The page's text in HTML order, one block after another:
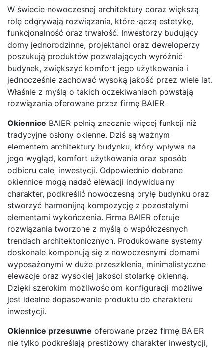
W świecie nowoczesnej architektury coraz większą
rolę odgrywają rozwiązania, które łączą estetykę,
funkcjonalność oraz trwałość. Inwestorzy budujący
domy jednorodzinne, projektanci oraz deweloperzy
poszukują produktów pozwalających wyróżnić
budynek, zwiększyć komfort jego użytkowania i
jednocześnie zachować wysoką jakość przez wiele lat.
Właśnie z myślą o takich oczekiwaniach powstają
rozwiązania oferowane przez firmę BAIER.
Okiennice BAIER pełnią znacznie więcej funkcji niż
tradycyjne osłony okienne. Dziś są ważnym
elementem architektury budynku, który wpływa na
jego wygląd, komfort użytkowania oraz sposób
odbioru całej inwestycji. Odpowiednio dobrane
okiennice mogą nadać elewacji indywidualny
charakter, podkreślić nowoczesną bryłę budynku oraz
stworzyć harmonijną kompozycję z pozostałymi
elementami wykończenia. Firma BAIER oferuje
rozwiązania tworzone z myślą o współczesnych
trendach architektonicznych. Produkowane systemy
doskonale komponują się z nowoczesnymi domami
wyposażonymi w duże przeszklenia, minimalistyczne
elewacje oraz wysokiej jakości stolarkę okienną.
Dzięki szerokim możliwościom konfiguracji możliwe
jest idealne dopasowanie produktu do charakteru
inwestycji.
Okiennice przesuwne oferowane przez firmę BAIER
nie tylko podkreślają prestiżowy charakter inwestycji,